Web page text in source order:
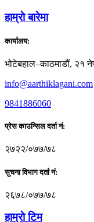
हाम्राे बारेमा
कार्यालय:
भोटेबहाल–काठमाडौं, २१
info@aarthiklagani.com
9841886060
प्रेस काउन्सिल दर्ता नं:
२७२२/०७७/७८
सुचना विभाग दर्ता नं:
२६७८/०७७/७८
हाम्राे टिम